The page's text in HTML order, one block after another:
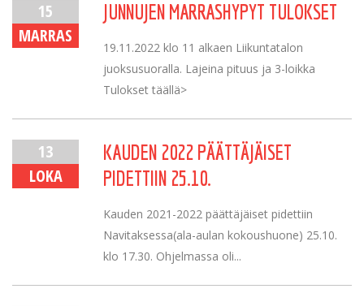
15
MARRAS
JUNNUJEN MARRASHYPYT TULOKSET
19.11.2022 klo 11 alkaen Liikuntatalon
juoksusuoralla. Lajeina pituus ja 3-loikka
Tulokset täällä>
13
LOKA
KAUDEN 2022 PÄÄTTÄJÄISET
PIDETTIIN 25.10.
Kauden 2021-2022 päättäjäiset pidettiin
Navitaksessa(ala-aulan kokoushuone) 25.10.
klo 17.30. Ohjelmassa oli...